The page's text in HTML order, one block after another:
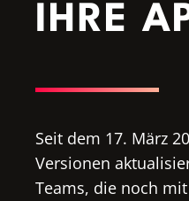
IHRE
Seit dem 17. März
Versionen
Teams, die noch